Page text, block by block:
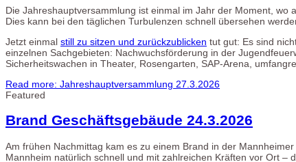
Die Jahreshauptversammlung ist einmal im Jahr der Moment,
Dies kann bei den täglichen Turbulenzen schnell übersehen
Jetzt einmal still zu sitzen und zurückzublicken tut gut: Es sind
einzelnen Sachgebieten: Nachwuchsförderung in der
Sicherheitswachen in Theater, Rosengarten, SAP-Arena,
Read more: Jahreshauptversammlung 27.3.2026
Featured
Brand Geschäftsgebäude 24.3.2026
Am frühen Nachmittag kam es zu einem Brand in der
Mannheim natürlich schnell und mit zahlreichen Kräften vor Ort –